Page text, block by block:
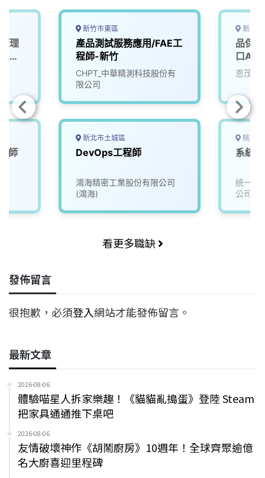
理
員
師
新竹市東區
產品測試服務應用/FAE工
程師-新竹
CHPT_中華精測科技股份有
限公司
新北市土城區
DevOps工程師
鴻海精密工業股份有限公司
(鴻海)
新北
品保
口
恩茂科
桃園
系統
統一集
公司
看更多職缺
發佈留言
很抱歉，必須登入網站才能發佈留言。
最新文章
2026-08-06
體驗喵星人拆家樂趣！《貓貓亂搗蛋》登陸 Steam
把家具通通推下桌吧
2026-08-06
友情破壞神作《胡鬧廚房》10週年！全球齊聚逾億
名大廚喜迎里程碑